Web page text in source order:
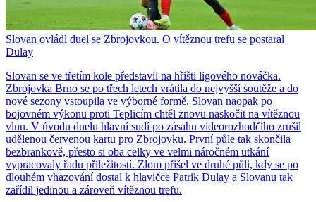
Slovan ovládl duel se Zbrojovkou. O vítěznou trefu se postaral
Dulay
Slovan se ve třetím kole představil na hřišti ligového nováčka.
Zbrojovka Brno se po třech letech vrátila do nejvyšší soutěže a do
nové sezony vstoupila ve výborné formě. Slovan naopak po
bojovném výkonu proti Teplicím chtěl znovu naskočit na vítěznou
vlnu. V úvodu duelu hlavní sudí po zásahu videorozhodčího zrušil
udělenou červenou kartu pro Zbrojovku. První půle tak skončila
bezbrankově, přesto si oba celky ve velmi náročném utkání
vypracovaly řadu příležitostí. Zlom přišel ve druhé půli, kdy se po
dlouhém vhazování dostal k hlavičce Patrik Dulay a Slovanu tak
zařídil jedinou a zároveň vítěznou trefu.